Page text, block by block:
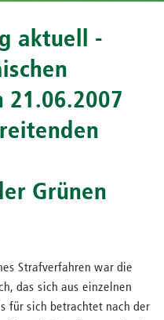
aktuell -
21.06.2007
Grünen
Strafverfahren war die
das sich aus einzelnen
für sich betrachtet nach der